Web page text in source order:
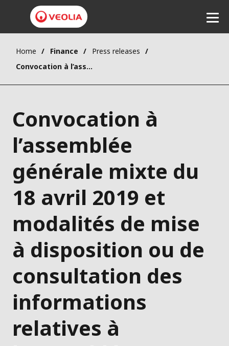
Home Finance
Press releases
Convocation à l’assemblée générale mixte du 18 avril 2019 et modalités de mise à disposition ou de consultation des informations relatives à l’assemblée générale mixte du 18 avril 2019 (in french)
Convocation à
l’assemblée
générale mixte du
18 avril 2019 et
modalités de mise
à disposition ou de
consultation des
informations
relatives à